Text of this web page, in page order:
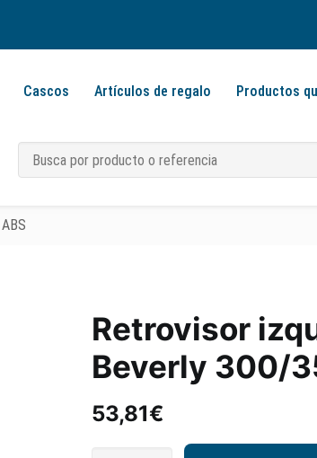
Cascos Artículos de regalo Productos
Retrovisor
Beverly 300/
53,81€